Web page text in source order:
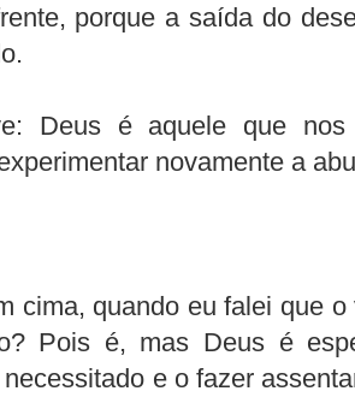
porque a saída do
Deus é aquele que
novamente a
cima, quando eu falei que
Pois é, mas Deus é
e o fazer